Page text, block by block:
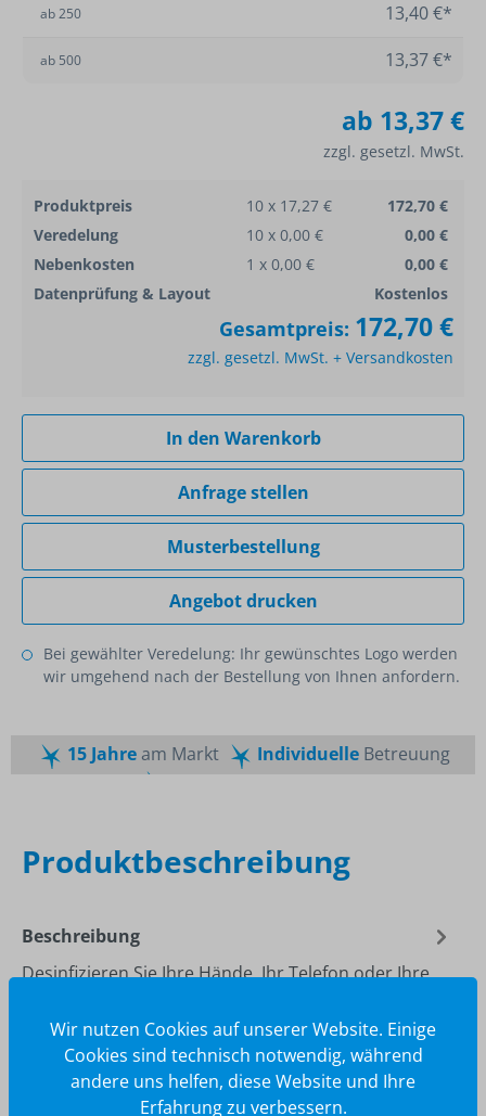
ab250 13,40 €*
ab 500 13,37 €*
ab 13,37 €
zzgl. gesetzl. MwSt.
Produktpreis 10 x 17,27 €
172,70 €
Veredelung
10 x 0,00 €
0,00 €
Nebenkosten
1 x 0,00 €
0,00 €
Datenprüfung & Layout
Kostenlos
Gesamtpreis: 172,70 €
zzgl. gesetzl. MwSt. + Versandkosten
In den Warenkorb
Anfrage stellen
Musterbestellung
Angebot drucken
Bei gewählter Veredelung: Ihr gewünschtes Logo werden
wir umgehend nach der Bestellung von Ihnen anfordern.
15 Jahream Markt IndividuelleBetreuung
Produktbeschreibung
Beschreibung
Desinfizieren Sie Ihre Hände, Ihr Telefon oder Ihre
Dieses kleine Desinfekti…Mehr
Wir nutzen Cookies auf unserer Website. Einige
Cookies sind technisch notwendig, während
andere uns helfen, diese Website und Ihre
Erfahrung zu verbessern.